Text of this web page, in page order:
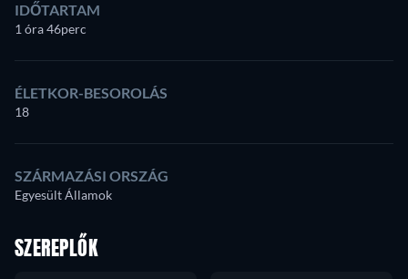
IDŐTARTAM
1 óra 46perc
ÉLETKOR-BESOROLÁS
18
SZÁRMAZÁSI ORSZÁG
Egyesült Államok
SZEREPLŐK